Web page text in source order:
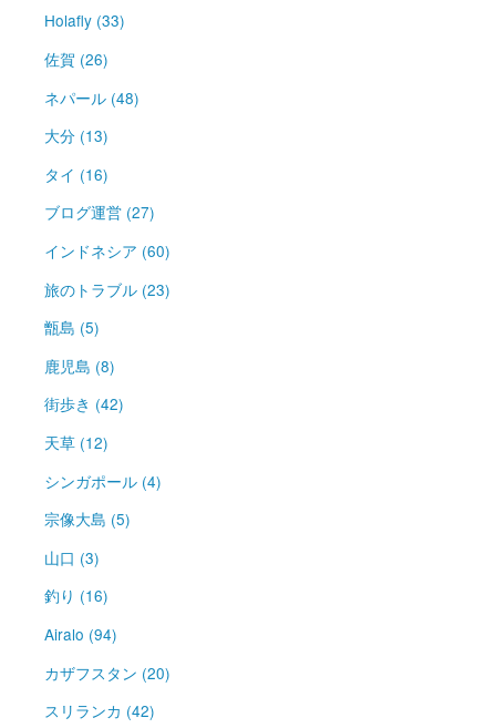
Holafly (33)
佐賀 (26)
ネパール (48)
大分 (13)
タイ (16)
ブログ運営 (27)
インドネシア (60)
旅のトラブル (23)
甑島 (5)
鹿児島 (8)
街歩き (42)
天草 (12)
シンガポール (4)
宗像大島 (5)
山口 (3)
釣り (16)
Airalo (94)
カザフスタン (20)
スリランカ (42)